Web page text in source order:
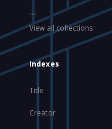
...
View all collections
Indexes
Title
Creator